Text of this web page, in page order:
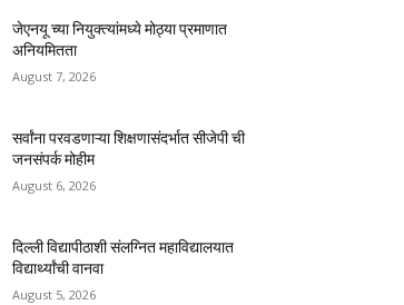
जेएनयू च्या नियुक्त्यांमध्ये मोठ्या प्रमाणात
अनियमितता
August 7, 2026
सर्वांना परवडणाऱ्या शिक्षणासंदर्भात सीजेपी ची
जनसंपर्क मोहीम
August 6, 2026
दिल्ली विद्यापीठाशी संलग्नित महाविद्यालयात
विद्यार्थ्यांची वानवा
August 5, 2026